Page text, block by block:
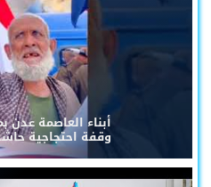
أبناء العاصمة
وقفة احتجاجية